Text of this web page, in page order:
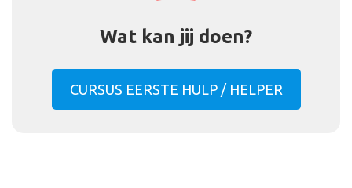
Wat kan jij doen?
CURSUS EERSTE HULP / HELPER